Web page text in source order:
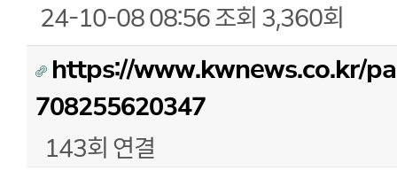
24-10-08 08:56조회 3,360회
https://www.kwnews.co.kr/
708255620347
143회 연결